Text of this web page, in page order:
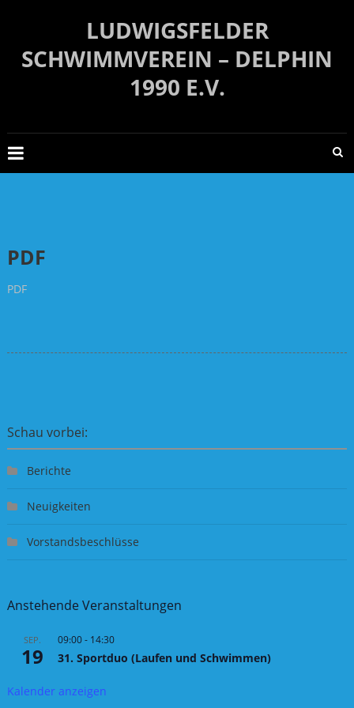
LUDWIGSFELDER
SCHWIMMVEREIN – DELPHIN
1990 E.V.
PDF
PDF
Schau vorbei:
Berichte
Neuigkeiten
Vorstandsbeschlüsse
Anstehende Veranstaltungen
SEP.
19
09:00- 14:30
31. Sportduo (Laufen und Schwimmen)
Kalender anzeigen